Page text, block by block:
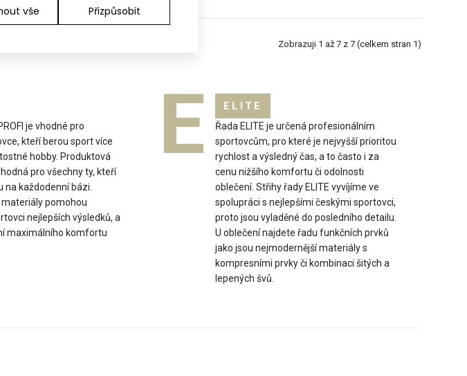
vše Přizpůsobit
Dlouhé anatomicky tvarované elastické sportovní legíny vhodné především pro
běh, atletiku či další s..
Zobrazuji 1 až 7 z 7 (celkem stran 1)
je vhodné pro
kteří berou sport více
hobby. Produktová
pro všechny ty, kteří
na každodenní bázi.
materiály pomohou
nejlepších výsledků, a
maximálního komfortu
E ELITE
Řada ELITE je určená profesionálním
sportovcům, pro které je nejvyšší prioritou
rychlost a výsledný čas, a to často i za
cenu nižšího komfortu či odolnosti
oblečení. Střihy řady ELITE vyvíjíme ve
spolupráci s nejlepšími českými sportovci,
proto jsou vyladěné do posledního detailu.
U oblečení najdete řadu funkčních prvků
jako jsou nejmodernější materiály s
kompresními prvky či kombinaci šitých a
lepených švů.